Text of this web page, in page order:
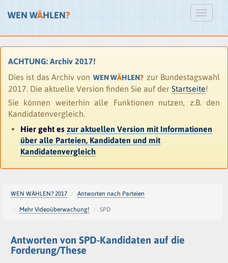
WEN WÄHLEN?
ACHTUNG: Archiv 2017!
Dies ist das Archiv von WEN WÄHLEN? zur Bundestagswahl
2017. Die aktuelle Version finden Sie auf der Startseite!
Sie können weiterhin alle Funktionen nutzen, z.B. den
Kandidatenvergleich.
Hier geht es zur aktuellen Version mit Informationen
über alle Parteien, Kandidaten und mit
Kandidatenvergleich
WEN WÄHLEN? 2017 Antworten nach Parteien
Mehr Videoüberwachung! SPD
Antworten von SPD-Kandidaten auf die
Forderung/These